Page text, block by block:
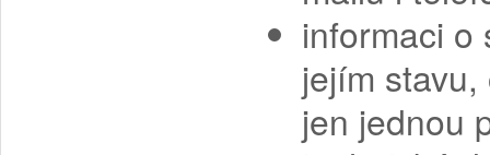
informaci o
jejím
jen jednou